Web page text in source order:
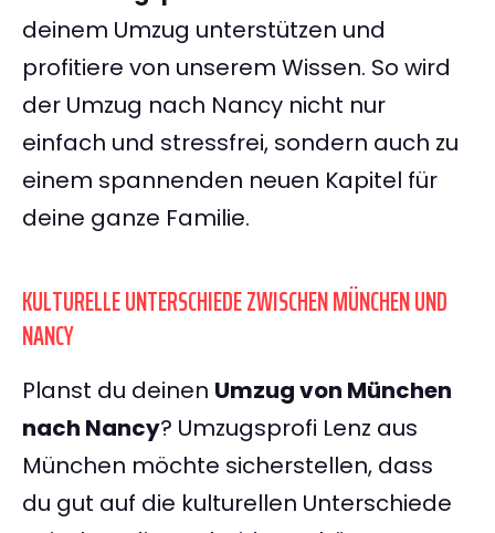
deinem Umzug unterstützen und
profitiere von unserem Wissen. So wird
der Umzug nach Nancy nicht nur
einfach und stressfrei, sondern auch zu
einem spannenden neuen Kapitel für
deine ganze Familie.
KULTURELLE UNTERSCHIEDE ZWISCHEN MÜNCHEN UND
NANCY
Planst du deinen Umzug von München
nach Nancy? Umzugsprofi Lenz aus
München möchte sicherstellen, dass
du gut auf die kulturellen Unterschiede